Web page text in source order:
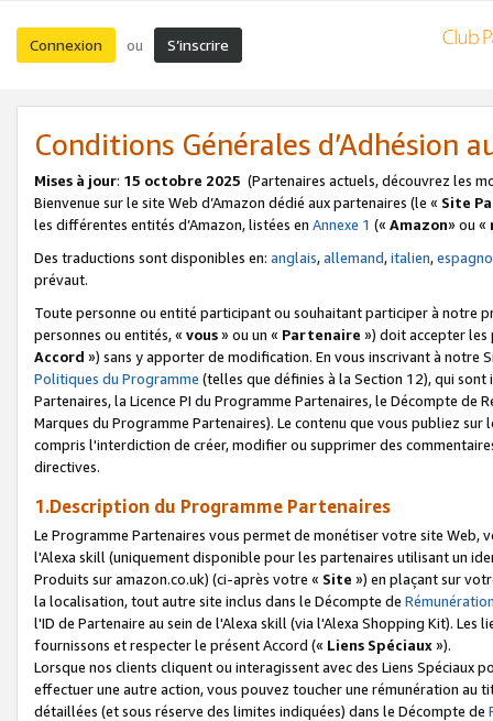
Connexion ou S’inscrire
Conditions Générales d’Adhésion
Mises à jour: 15 octobre 2025 (Partenaires actuels, découvrez les
Bienvenue sur le site Web d’Amazon dédié aux partenaires (le « Site
les différentes entités d’Amazon, listées en Annexe 1 (« Amazon» ou «
Des traductions sont disponibles en: anglais,allemand,italien,
prévaut.
Toute personne ou entité participant ou souhaitant participer à notre
personnes ou entités, « vous» ou un « Partenaire ») doit accepter les
Accord ») sans y apporter de modification. En vous inscrivant à notre
Politiques du Programme (telles que définies à la Section 12), qui
Partenaires, la Licence PI du Programme Partenaires, le Décompte de
Marques du Programme Partenaires). Le contenu que vous publiez
compris l'interdiction de créer, modifier ou supprimer des
directives.
1.Description du Programme Partenaires
Le Programme Partenaires vous permet de monétiser votre site Web,
l'Alexa skill (uniquement disponible pour les partenaires utilisant un
Produits sur amazon.co.uk) (ci-après votre « Site ») en plaçant sur
la localisation, tout autre site inclus dans le Décompte de
l'ID de Partenaire au sein de l'Alexa skill (via l'Alexa Shopping Kit).
fournissons et respecter le présent Accord (« Liens Spéciaux»).
Lorsque nos clients cliquent ou interagissent avec des Liens Spéciaux
effectuer une autre action, vous pouvez toucher une rémunération
détaillées (et sous réserve des limites indiquées) dans le Décompte de